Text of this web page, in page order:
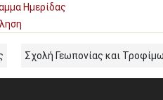
Ημερίδας
Σχολή Γεωπονίας και